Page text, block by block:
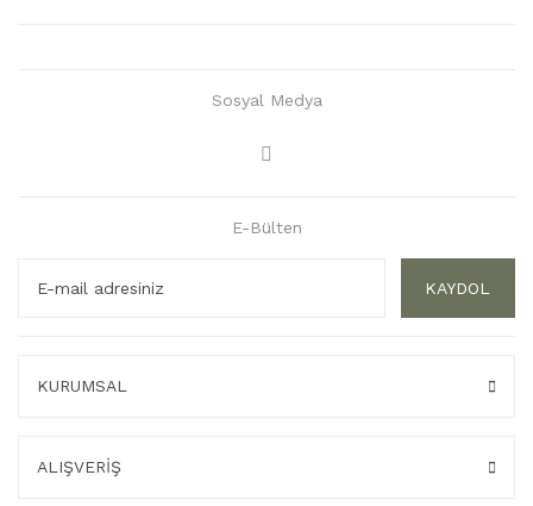
Sosyal Medya
E-Bülten
KAYDOL
KURUMSAL
ALIŞVERİŞ